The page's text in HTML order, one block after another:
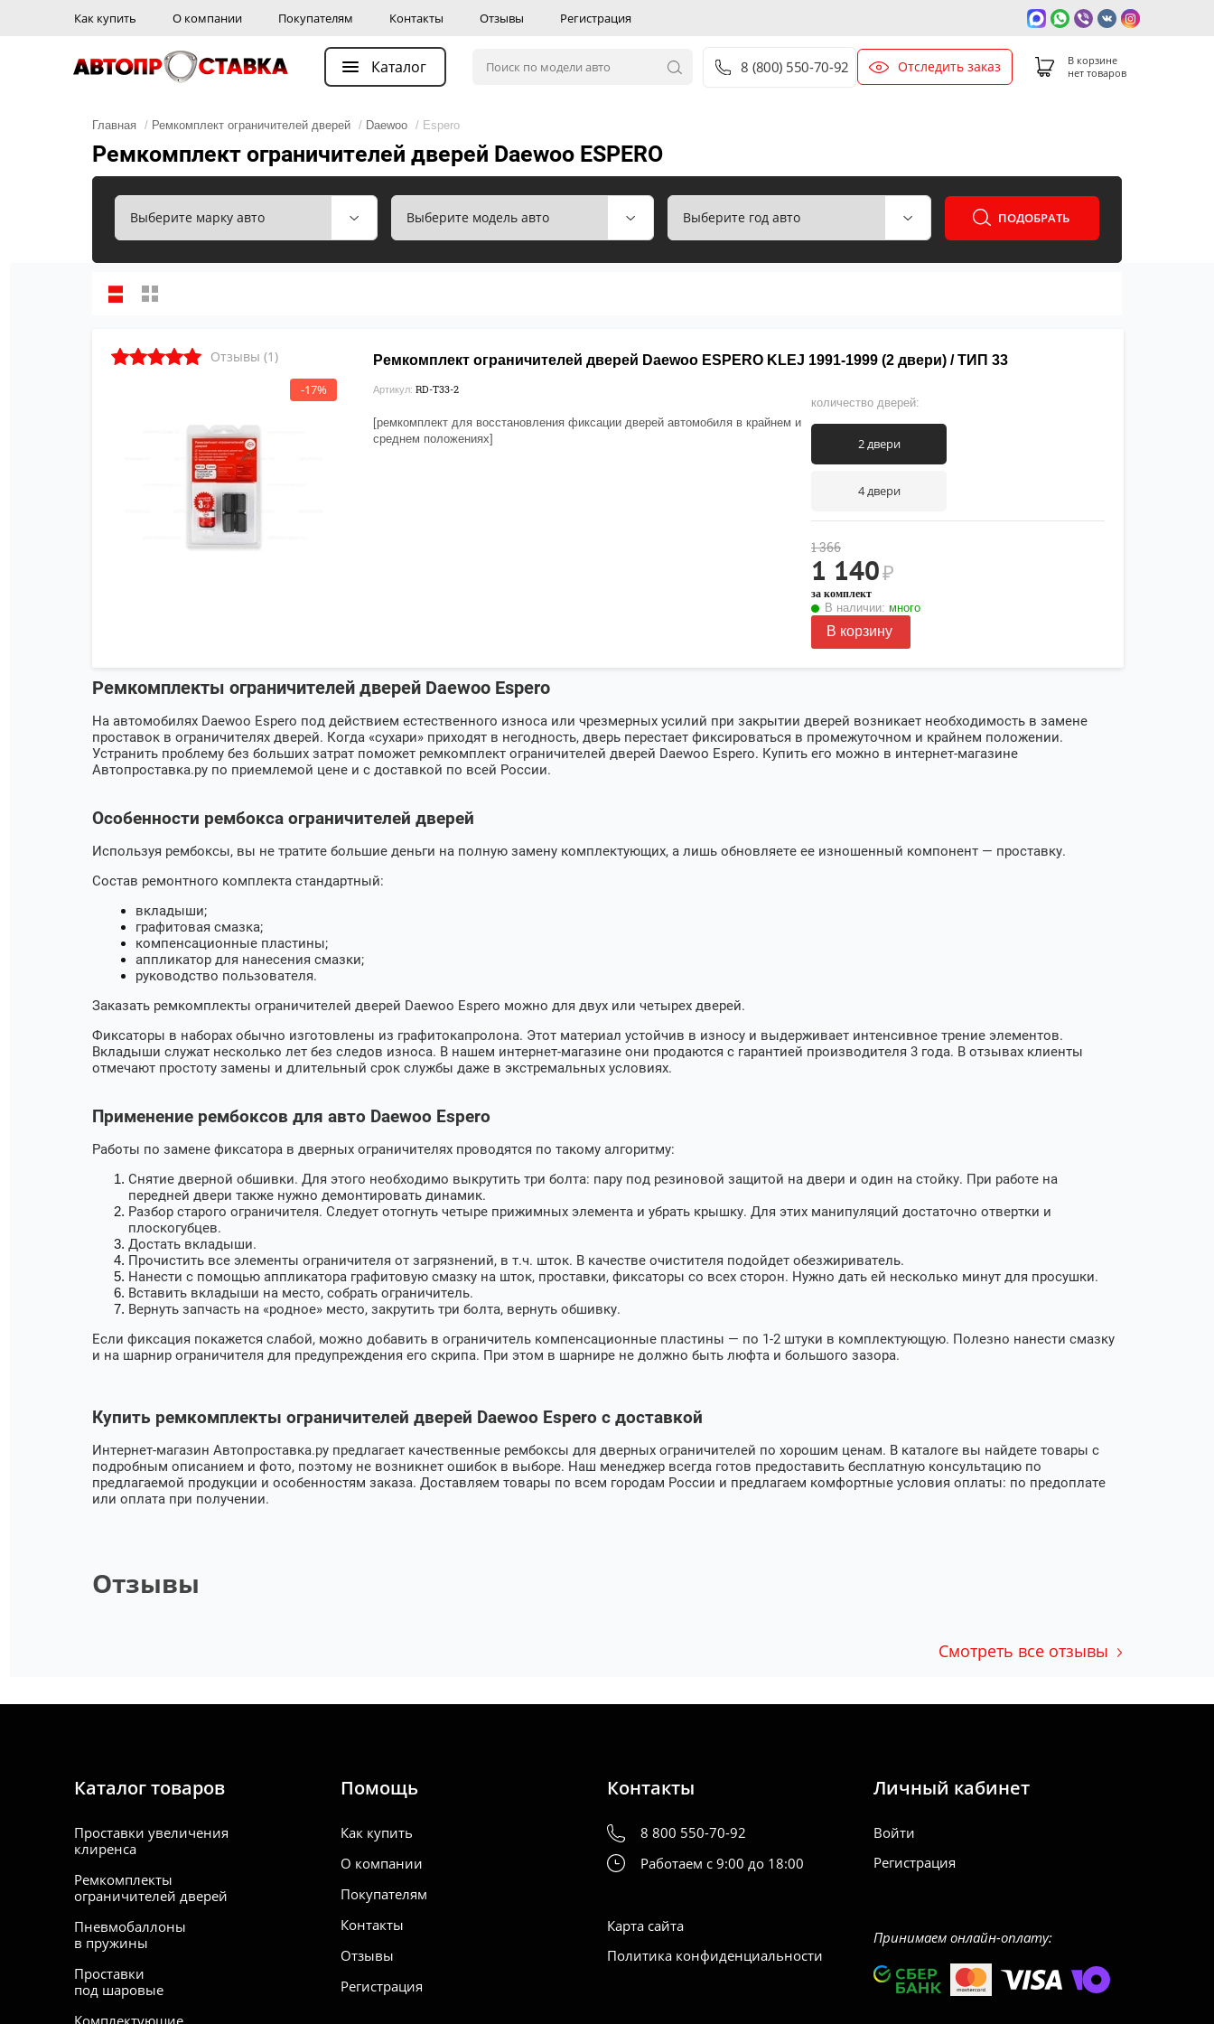
Как купить О компании Покупателям Контакты Отзывы Регистрация
Каталог 8 (800) 550-70-92 Отследить заказ
В корзине
нет товаров
Главная / Ремкомплект ограничителей дверей / Daewoo / Espero
Ремкомплект ограничителей дверей Daewoo ESPERO
ПОДОБРАТЬ
Отзывы (1)
-17%
Ремкомплект ограничителей дверей Daewoo ESPERO KLEJ 1991-1999 (2 двери) / ТИП 33
Артикул: RD-T33-2
[ремкомплект для восстановления фиксации дверей автомобиля в крайнем и
среднем положениях]
количество дверей:
2 двери
4 двери
1 366
1 140₽
за комплект
В наличии: много
В корзину
Ремкомплекты ограничителей дверей Daewoo Espero
На автомобилях Daewoo Espero под действием естественного износа или чрезмерных усилий при закрытии дверей возникает необходимость в замене
проставок в ограничителях дверей. Когда «сухари» приходят в негодность, дверь перестает фиксироваться в промежуточном и крайнем положении.
Устранить проблему без больших затрат поможет ремкомплект ограничителей дверей Daewoo Espero. Купить его можно в интернет-магазине
Автопроставка.ру по приемлемой цене и с доставкой по всей России.
Особенности рембокса ограничителей дверей
Используя рембоксы, вы не тратите большие деньги на полную замену комплектующих, а лишь обновляете ее изношенный компонент — проставку.
Состав ремонтного комплекта стандартный:
вкладыши;
графитовая смазка;
компенсационные пластины;
аппликатор для нанесения смазки;
руководство пользователя.
Заказать ремкомплекты ограничителей дверей Daewoo Espero можно для двух или четырех дверей.
Фиксаторы в наборах обычно изготовлены из графитокапролона. Этот материал устойчив в износу и выдерживает интенсивное трение элементов.
Вкладыши служат несколько лет без следов износа. В нашем интернет-магазине они продаются с гарантией производителя 3 года. В отзывах клиенты
отмечают простоту замены и длительный срок службы даже в экстремальных условиях.
Применение рембоксов для авто Daewoo Espero
Работы по замене фиксатора в дверных ограничителях проводятся по такому алгоритму:
Снятие дверной обшивки. Для этого необходимо выкрутить три болта: пару под резиновой защитой на двери и один на стойку. При работе на
передней двери также нужно демонтировать динамик.
Разбор старого ограничителя. Следует отогнуть четыре прижимных элемента и убрать крышку. Для этих манипуляций достаточно отвертки и
плоскогубцев.
Достать вкладыши.
Прочистить все элементы ограничителя от загрязнений, в т.ч. шток. В качестве очистителя подойдет обезжириватель.
Нанести с помощью аппликатора графитовую смазку на шток, проставки, фиксаторы со всех сторон. Нужно дать ей несколько минут для просушки.
Вставить вкладыши на место, собрать ограничитель.
Вернуть запчасть на «родное» место, закрутить три болта, вернуть обшивку.
Если фиксация покажется слабой, можно добавить в ограничитель компенсационные пластины — по 1-2 штуки в комплектующую. Полезно нанести смазку
и на шарнир ограничителя для предупреждения его скрипа. При этом в шарнире не должно быть люфта и большого зазора.
Купить ремкомплекты ограничителей дверей Daewoo Espero с доставкой
Интернет-магазин Автопроставка.ру предлагает качественные рембоксы для дверных ограничителей по хорошим ценам. В каталоге вы найдете товары с
подробным описанием и фото, поэтому не возникнет ошибок в выборе. Наш менеджер всегда готов предоставить бесплатную консультацию по
предлагаемой продукции и особенностям заказа. Доставляем товары по всем городам России и предлагаем комфортные условия оплаты: по предоплате
или оплата при получении.
Отзывы
Смотреть все отзывы
Каталог товаров
Проставки увеличения
клиренса
Ремкомплекты
ограничителей дверей
Пневмобаллоны
в пружины
Проставки
под шаровые
Комплектующие,
Помощь
Как купить
О компании
Покупателям
Контакты
Отзывы
Регистрация
Контакты
8 800 550-70-92
Работаем с 9:00 до 18:00
Карта сайта
Политика конфиденциальности
Личный кабинет
Войти
Регистрация
Принимаем онлайн-оплату: